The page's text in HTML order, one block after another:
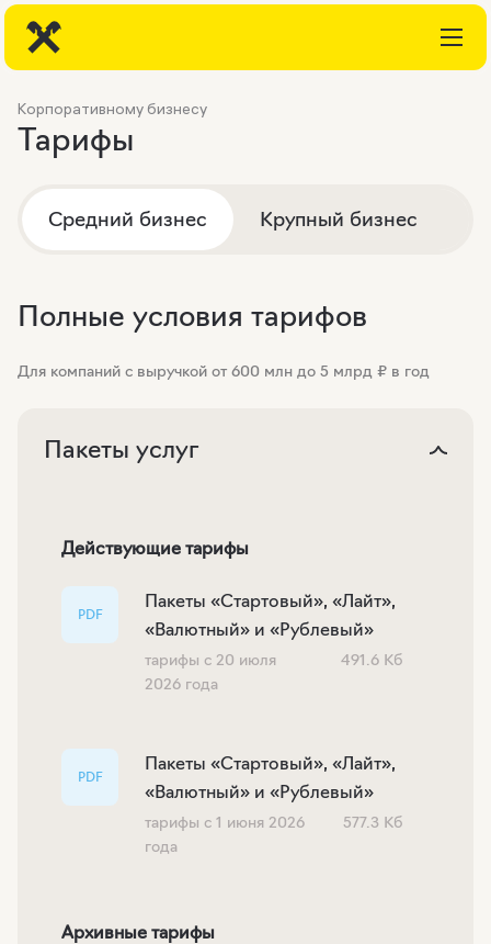
Корпоративному бизнесу
Тарифы
Средний бизнес Крупный бизнес
Полные условия тарифов
Для компаний с выручкой от 600 млн до 5 млрд ₽ в год
Пакеты услуг
Действующие тарифы
PDF
Пакеты «Стартовый», «Лайт»,
«Валютный» и «Рублевый»
тарифы с 20 июля
2026 года
491.6 Кб
PDF
Пакеты «Стартовый», «Лайт»,
«Валютный» и «Рублевый»
тарифы с 1 июня 2026
года
577.3 Кб
Архивные тарифы